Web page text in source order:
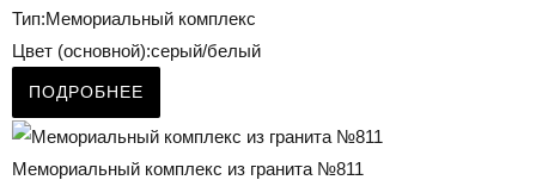
Тип:Мемориальный комплекс
Цвет (основной):серый/белый
ПОДРОБНЕЕ
Мемориальный комплекс из гранита №811